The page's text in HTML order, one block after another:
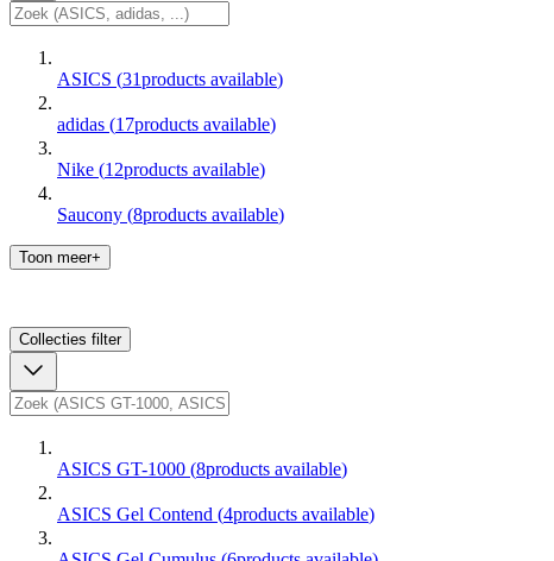
ASICS (31products available)
adidas (17products available)
Nike (12products available)
Saucony (8products available)
Toon meer+
Collecties filter
ASICS GT-1000 (8products available)
ASICS Gel Contend (4products available)